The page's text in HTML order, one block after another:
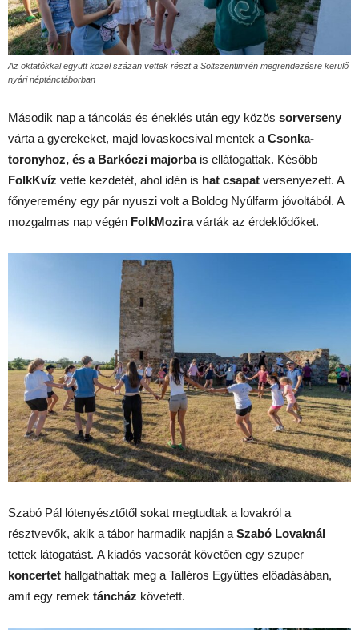
Az oktatókkal együtt közel százan vettek részt a Soltszentimrén megrendezésre kerülő
nyári néptánctáborban
Második nap a táncolás és éneklés után egy közös sorverseny
várta a gyerekeket, majd lovaskocsival mentek a Csonka-
toronyhoz, és a Barkóczi majorbais ellátogattak. Később
FolkKvíz vette kezdetét, ahol idén is hat csapat versenyezett. A
főnyeremény egy pár nyuszi volt a Boldog Nyúlfarm jóvoltából. A
mozgalmas nap végén FolkMoziravárták az érdeklődőket.
Szabó Pál lótenyésztőtől sokat megtudtak a lovakról a
résztvevők, akik a tábor harmadik napján a Szabó Lovaknál
tettek látogatást. A kiadós vacsorát követően egy szuper
koncertet hallgathattak meg a Talléros Együttes előadásában,
amit egy remek táncház követett.